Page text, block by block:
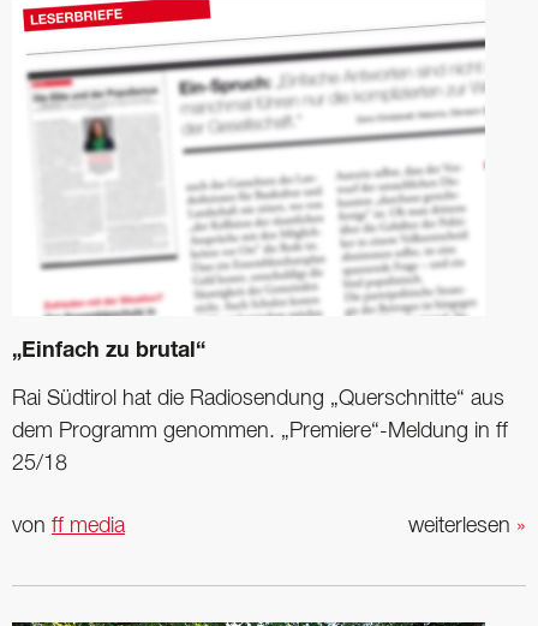
„Einfach zu brutal“
Rai Südtirol hat die Radio­sendung „Querschnitte“ aus
dem Programm genommen. „Premiere“-Meldung in ff
25/18
weiterlesen »
von ff media